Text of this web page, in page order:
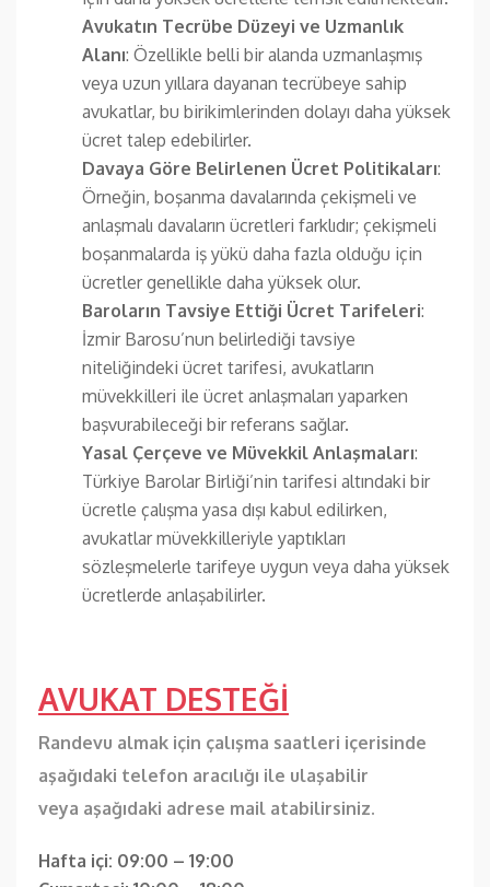
Avukatın Tecrübe Düzeyi ve Uzmanlık
Alanı: Özellikle belli bir alanda uzmanlaşmış
veya uzun yıllara dayanan tecrübeye sahip
avukatlar, bu birikimlerinden dolayı daha yüksek
ücret talep edebilirler.
Davaya Göre Belirlenen Ücret Politikaları:
Örneğin, boşanma davalarında çekişmeli ve
anlaşmalı davaların ücretleri farklıdır; çekişmeli
boşanmalarda iş yükü daha fazla olduğu için
ücretler genellikle daha yüksek olur.
Baroların Tavsiye Ettiği Ücret Tarifeleri:
İzmir Barosu’nun belirlediği tavsiye
niteliğindeki ücret tarifesi, avukatların
müvekkilleri ile ücret anlaşmaları yaparken
başvurabileceği bir referans sağlar.
Yasal Çerçeve ve Müvekkil Anlaşmaları:
Türkiye Barolar Birliği’nin tarifesi altındaki bir
ücretle çalışma yasa dışı kabul edilirken,
avukatlar müvekkilleriyle yaptıkları
sözleşmelerle tarifeye uygun veya daha yüksek
ücretlerde anlaşabilirler.
AVUKAT DESTEĞİ
Randevu almak için çalışma saatleri içerisinde
aşağıdaki telefon aracılığı ile ulaşabilir
veya aşağıdaki adrese mail atabilirsiniz.
Hafta içi: 09:00 – 19:00